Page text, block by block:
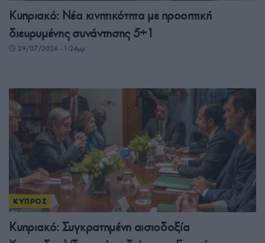
Κυπριακό: Νέα κινητικότητα με προοπτική
διευρυμένης συνάντησης 5+1
29/07/2026 - 1:24μμ
ΚΥΠΡΟΣ
Κυπριακό: Συγκρατημένη αισιοδοξία